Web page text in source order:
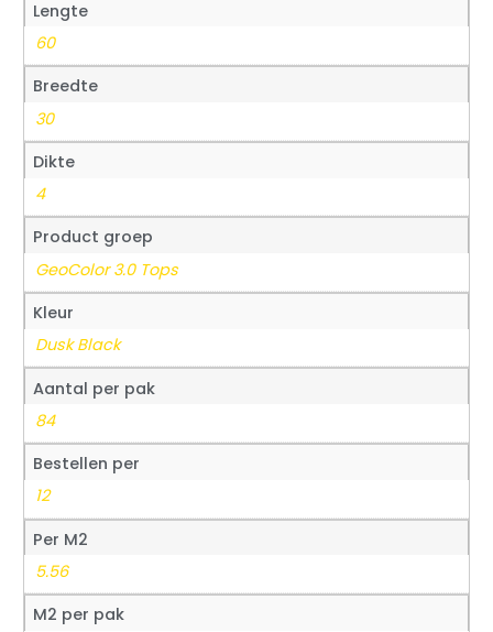
Lengte
60
Breedte
30
Dikte
4
Product groep
GeoColor 3.0 Tops
Kleur
Dusk Black
Aantal per pak
84
Bestellen per
12
Per M2
5.56
M2 per pak